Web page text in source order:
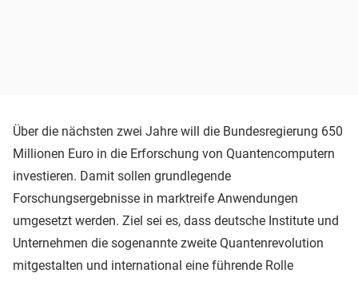
Über die nächsten zwei Jahre will die Bundesregierung 650
Millionen Euro in die Erforschung von Quantencomputern
investieren. Damit sollen grundlegende
Forschungsergebnisse in marktreife Anwendungen
umgesetzt werden. Ziel sei es, dass deutsche Institute und
Unternehmen die sogenannte zweite Quantenrevolution
mitgestalten und international eine führende Rolle